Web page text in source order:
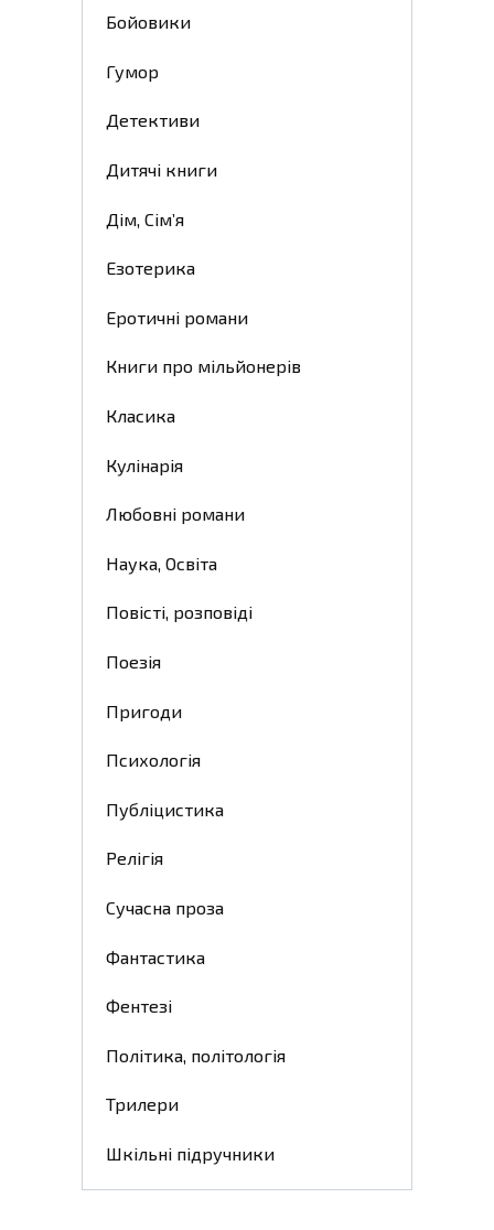
Бойовики
Гумор
Детективи
Дитячі книги
Дім, Сім’я
Езотерика
Еротичні романи
Книги про мільйонерів
Класика
Кулінарія
Любовні романи
Наука, Освіта
Повісті, розповіді
Поезія
Пригоди
Психологія
Публіцистика
Релігія
Сучасна проза
Фантастика
Фентезі
Політика, політологія
Трилери
Шкільні підручники